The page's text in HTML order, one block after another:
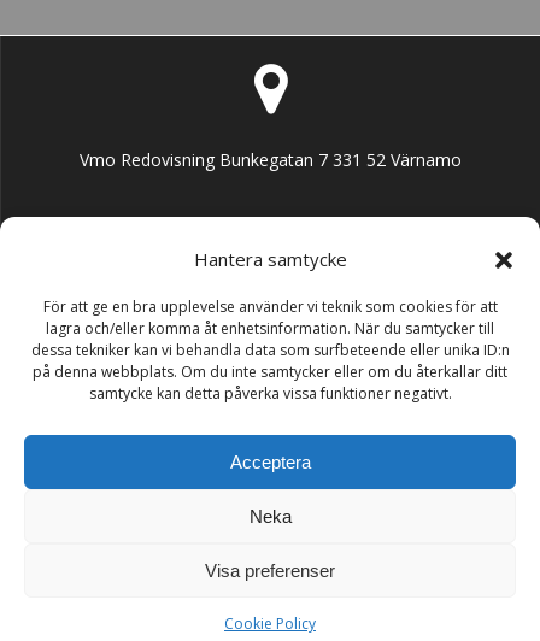
Hantera samtycke
För att ge en bra upplevelse använder vi teknik som cookies för att
lagra och/eller komma åt enhetsinformation. När du samtycker till
dessa tekniker kan vi behandla data som surfbeteende eller unika ID:n
på denna webbplats. Om du inte samtycker eller om du återkallar ditt
samtycke kan detta påverka vissa funktioner negativt.
Acceptera
Neka
Visa preferenser
Cookie Policy
Vmo Redovisning Bunkegatan 7 331 52 Värnamo
ante@vmoredovisning.se
+46 70 664 31 33
Mesmerize